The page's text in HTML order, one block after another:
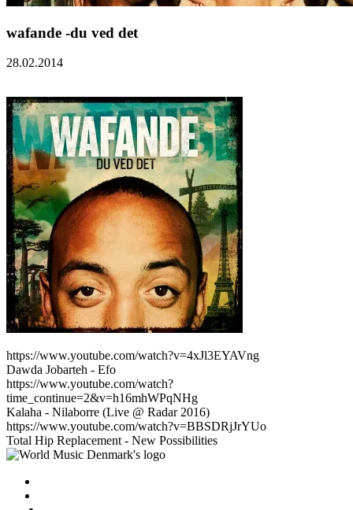
wafande -du ved det
28.02.2014
https://www.youtube.com/watch?v=4xJl3EYAVng
Dawda Jobarteh - Efo
https://www.youtube.com/watch?
time_continue=2&v=h16mhWPqNHg
Kalaha - Nilaborre (Live @ Radar 2016)
https://www.youtube.com/watch?v=BBSDRjJrYUo
Total Hip Replacement - New Possibilities